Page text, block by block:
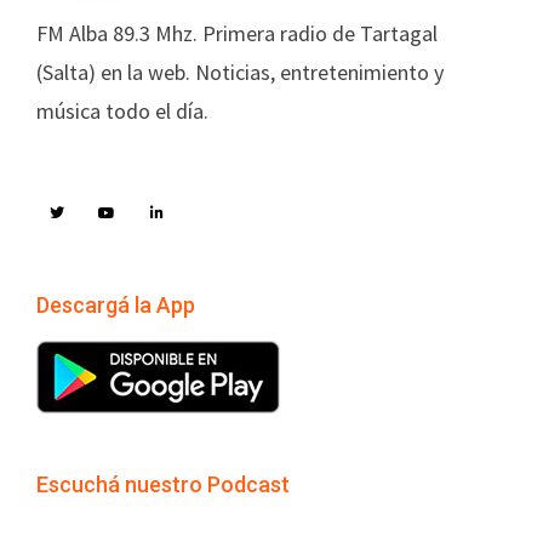
FM Alba 89.3 Mhz. Primera radio de Tartagal
(Salta) en la web. Noticias, entretenimiento y
música todo el día.
Descargá la App
Escuchá nuestro Podcast